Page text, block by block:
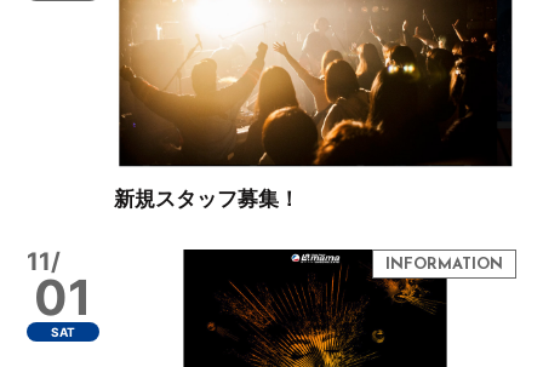
新規スタッフ募集！
11/
01
SAT